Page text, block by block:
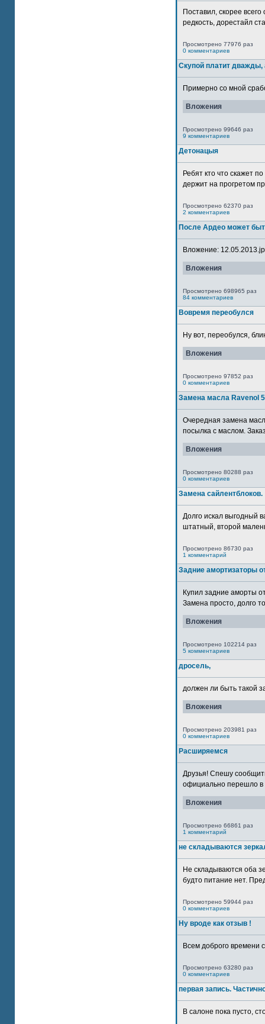
Поставил, скорее
редкость, дорестайл
Просмотрено 77976 раз
0 комментариев
Скупой платит
Примерно со мной
Вложения
Просмотрено 99646 раз
9 комментариев
Детонацыя
Ребят кто что скажет
держит на прогретом
Просмотрено 62370 раз
2 комментариев
После Ардео может
Вложение:
Вложения
Просмотрено 698965 раз
84 комментариев
Вовремя переобулся
Ну вот, переобулся,
Вложения
Просмотрено 97852 раз
0 комментариев
Замена масла Ravenol
Очередная замена
посылка с маслом.
Вложения
Просмотрено 80288 раз
0 комментариев
Замена сайлентблоков.
Долго искал выгодный
штатный, второй
Просмотрено 86730 раз
1 комментарий
Задние амортизаторы
Купил задние аморты
Замена просто, долго
Вложения
Просмотрено 102214 раз
5 комментариев
дросель,
должен ли быть такой
Вложения
Просмотрено 203981 раз
0 комментариев
Расширяемся
Друзья! Спешу
официально перешло в
Вложения
Просмотрено 66861 раз
1 комментарий
не складываются
Не складываются оба
будто питание нет.
Просмотрено 59944 раз
0 комментариев
Ну вроде как отзыв !
Всем доброго времени
Просмотрено 63280 раз
0 комментариев
первая запись.
В салоне пока пусто,